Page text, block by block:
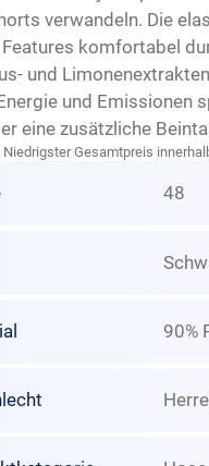
verwandeln. Die
komfortabel
und
und Emissionen
eine zusätzliche
Gesamtpreis
48
90%